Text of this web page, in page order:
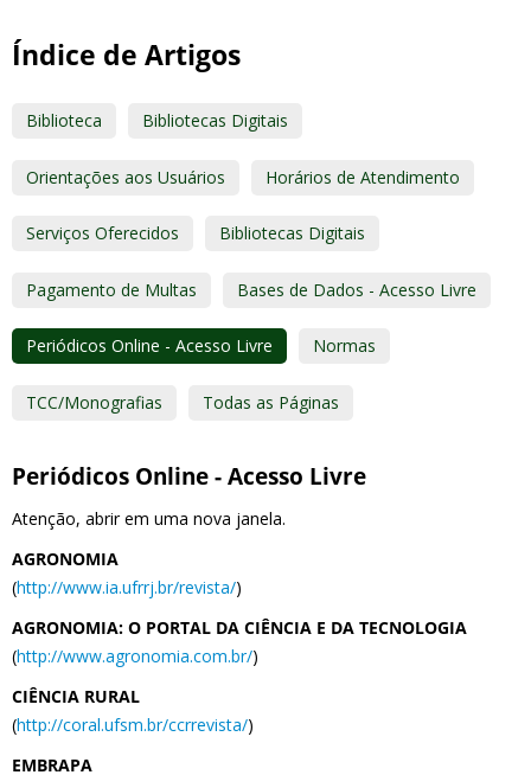
Índice de Artigos
Biblioteca Bibliotecas Digitais
Orientações aos Usuários Horários de Atendimento
Serviços Oferecidos Bibliotecas Digitais
Pagamento de Multas Bases de Dados - Acesso Livre
Periódicos Online - Acesso Livre Normas
TCC/Monografias Todas as Páginas
Periódicos Online - Acesso Livre
Atenção, abrir em uma nova janela.
AGRONOMIA
(http://www.ia.ufrrj.br/revista/)
AGRONOMIA: O PORTAL DA CIÊNCIA E DA TECNOLOGIA
(http://www.agronomia.com.br/)
CIÊNCIA RURAL
(http://coral.ufsm.br/ccrrevista/)
EMBRAPA